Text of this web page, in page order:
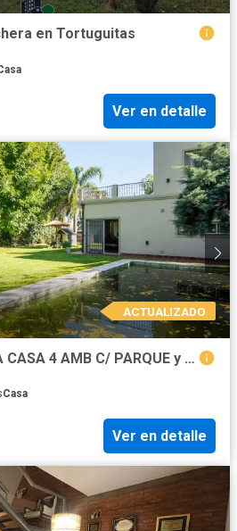
en Tortuguitas
Ver en detalle
ACTUALIZADO
LOTE 600 M2 - VENTA CASA 4 AMB C/ PARQUE y PISCINA
Casa
Ver en detalle